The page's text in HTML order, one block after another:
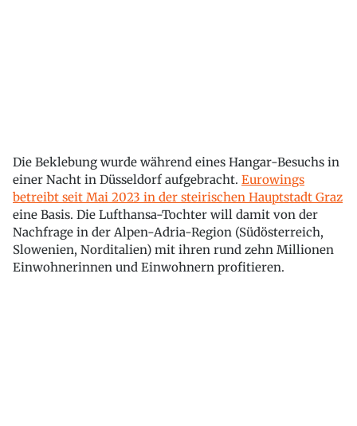
Die Beklebung wurde während eines Hangar-Besuchs in
einer Nacht in Düsseldorf aufgebracht. Eurowings
betreibt seit Mai 2023 in der steirischen Hauptstadt Graz
eine Basis. Die Lufthansa-Tochter will damit von der
Nachfrage in der Alpen-Adria-Region (Südösterreich,
Slowenien, Norditalien) mit ihren rund zehn Millionen
Einwohnerinnen und Einwohnern profitieren.